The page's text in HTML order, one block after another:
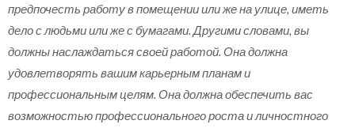
предпочесть работу в помещении или же на улице, иметь
дело с людьми или же с бумагами. Другими словами, вы
должны наслаждаться своей работой. Она должна
удовлетворять вашим карьерным планам и
профессиональным целям. Она должна обеспечить вас
возможностью профессионального роста и личностного